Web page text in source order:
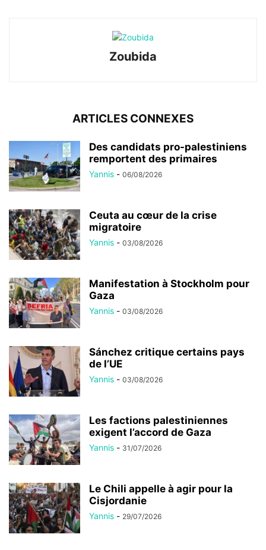
Zoubida
ARTICLES CONNEXES
Des candidats pro-palestiniens
remportent des primaires
Yannis - 06/08/2026
Ceuta au cœur de la crise
migratoire
Yannis - 03/08/2026
Manifestation à Stockholm pour
Gaza
Yannis - 03/08/2026
Sánchez critique certains pays
de l’UE
Yannis - 03/08/2026
Les factions palestiniennes
exigent l’accord de Gaza
Yannis - 31/07/2026
Le Chili appelle à agir pour la
Cisjordanie
Yannis - 29/07/2026